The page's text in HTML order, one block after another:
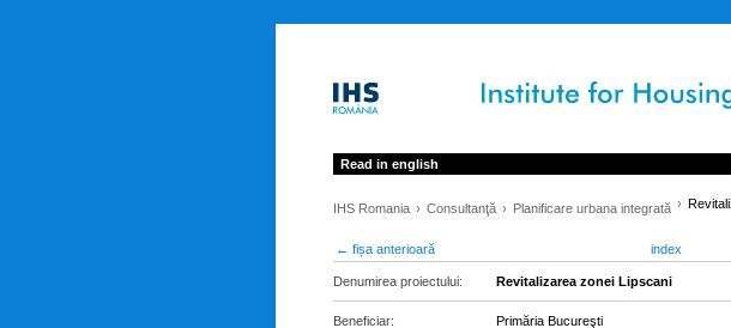
Read in english
IHS Romania Consultanţă Planificare urbana integrată
← fișa anterioară index
Denumirea proiectului: Revitalizarea zonei Lipscani
Beneficiar: Primăria Bucureşti